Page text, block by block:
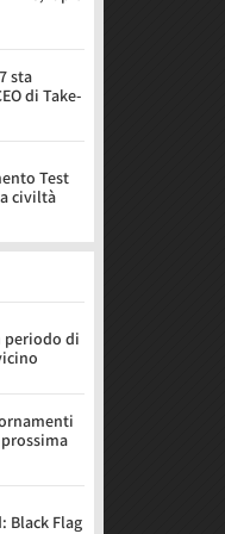
sta
di Take-
Test
civiltà
periodo di
Black Flag